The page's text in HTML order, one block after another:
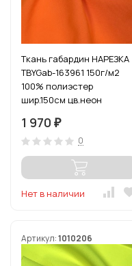
Ткань габардин НАРЕЗКА
TBYGab-163961 150г/м2
100% полиэстер
шир.150см цв.неон
1 970 ₽
0
Нет в наличии
Артикул:1010206